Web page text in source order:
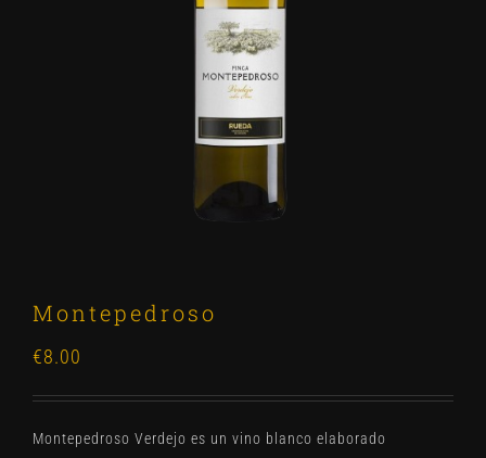
Montepedroso
€8.00
Montepedroso Verdejo es un vino blanco elaborado